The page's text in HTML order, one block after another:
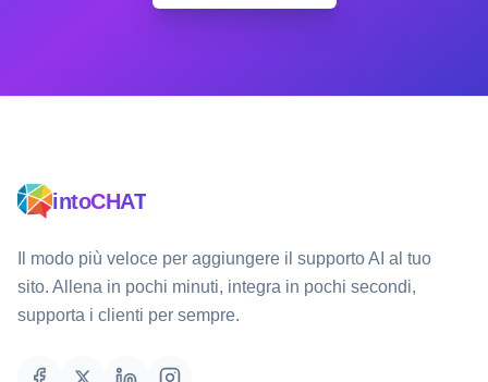
intoCHAT
Il modo più veloce per aggiungere il supporto AI al tuo
sito. Allena in pochi minuti, integra in pochi secondi,
supporta i clienti per sempre.